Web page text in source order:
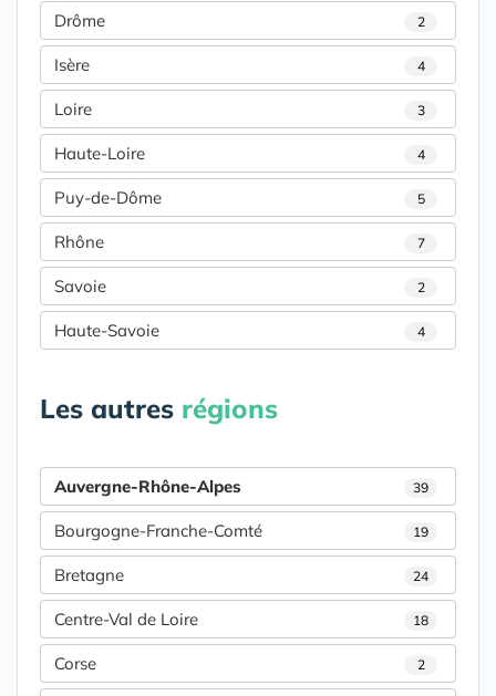
Drôme 2
Isère 4
Loire 3
Haute-Loire 4
Puy-de-Dôme 5
Rhône 7
Savoie 2
Haute-Savoie 4
Les autres régions
Auvergne-Rhône-Alpes 39
Bourgogne-Franche-Comté 19
Bretagne 24
Centre-Val de Loire 18
Corse 2